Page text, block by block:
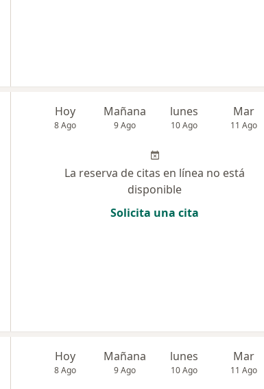
Hoy
8 Ago
Mañana
9 Ago
lunes
10 Ago
Mar
11 Ago
La reserva de citas en línea no está
disponible
Solicita una cita
Hoy
8 Ago
Mañana
9 Ago
lunes
10 Ago
Mar
11 Ago